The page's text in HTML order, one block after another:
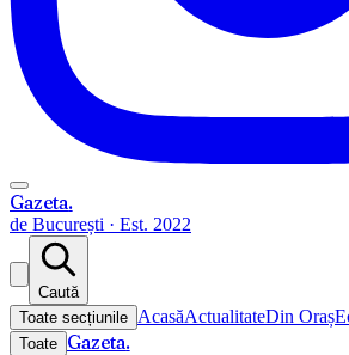
Gazeta.
de București · Est. 2022
Caută
Toate secțiunile AcasăActualitateDin Oraș
Toate Gazeta.